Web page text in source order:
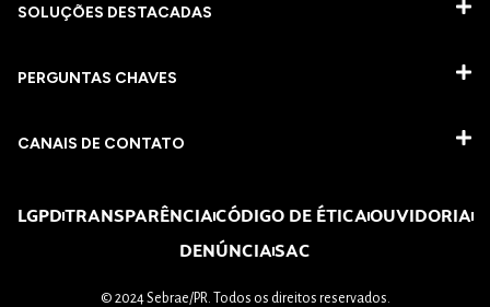
SOLUÇÕES DESTACADAS
PERGUNTAS CHAVES​
CANAIS DE CONTATO
LGPDTRANSPARÊNCIACÓDIGO DE ÉTICAOUVIDORIA
DENÚNCIASAC
© 2024 Sebrae/PR. Todos os direitos reservados.